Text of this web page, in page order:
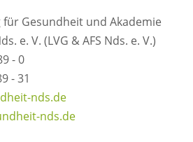
Gesundheit und Akademie
e. V. (LVG & AFS Nds. e. V.)
- 0
- 31
nds.de
nds.de